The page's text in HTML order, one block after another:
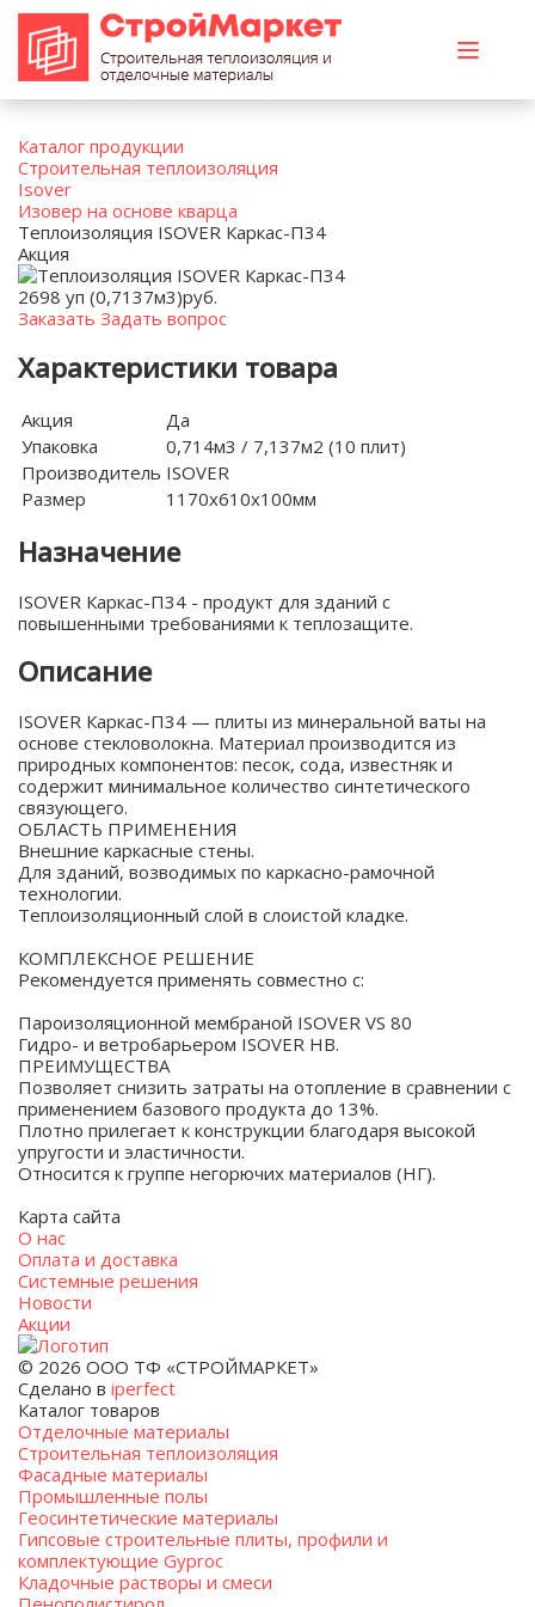
Каталог продукции
Строительная теплоизоляция
Isover
Изовер на основе кварца
Теплоизоляция ISOVER Каркас-П34
Акция
2698 уп (0,7137м3)руб.
Заказать Задать вопрос
Характеристики товара
Акция
Да
Упаковка
0,714м3 / 7,137м2 (10 плит)
Производитель ISOVER
Размер
1170х610х100мм
Назначение
ISOVER Каркас-П34 - продукт для зданий с
повышенными требованиями к теплозащите.
Описание
ISOVER Каркас-П34 — плиты из минеральной ваты на
основе стекловолокна. Материал производится из
природных компонентов: песок, сода, известняк и
содержит минимальное количество синтетического
связующего.
ОБЛАСТЬ ПРИМЕНЕНИЯ
Внешние каркасные стены.
Для зданий, возводимых по каркасно-рамочной
технологии.
Теплоизоляционный слой в слоистой кладке.
КОМПЛЕКСНОЕ РЕШЕНИЕ
Рекомендуется применять совместно с:
Пароизоляционной мембраной ISOVER VS 80
Гидро- и ветробарьером ISOVER HB.
ПРЕИМУЩЕСТВА
Позволяет снизить затраты на отопление в сравнении с
применением базового продукта до 13%.
Плотно прилегает к конструкции благодаря высокой
упругости и эластичности.
Относится к группе негорючих материалов (НГ).
Карта сайта
О нас
Оплата и доставка
Системные решения
Новости
Акции
© 2026 ООО ТФ «СТРОЙМАРКЕТ»
Сделано в iperfect
Каталог товаров
Отделочные материалы
Строительная теплоизоляция
Фасадные материалы
Промышленные полы
Геосинтетические материалы
Гипсовые строительные плиты, профили и
комплектующие Gyproc
Кладочные растворы и смеси